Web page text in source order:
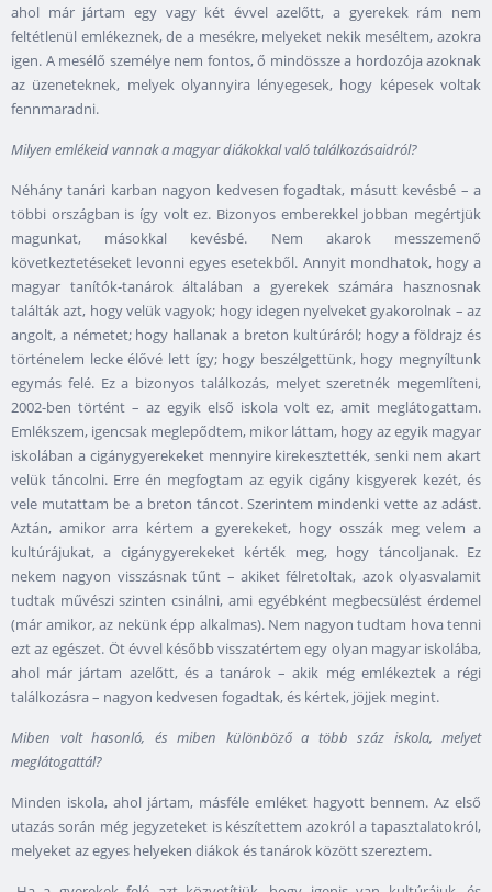
ahol már jártam egy vagy két évvel azelőtt, a gyerekek rám nem
feltétlenül emlékeznek, de a mesékre, melyeket nekik meséltem, azokra
igen. A mesélő személye nem fontos, ő mindössze a hordozója azoknak
az üzeneteknek, melyek olyannyira lényegesek, hogy képesek voltak
fennmaradni.
Milyen emlékeid vannak a magyar diákokkal való találkozásaidról?
Néhány tanári karban nagyon kedvesen fogadtak, másutt kevésbé – a
többi országban is így volt ez. Bizonyos emberekkel jobban megértjük
magunkat, másokkal kevésbé. Nem akarok messzemenő
következtetéseket levonni egyes esetekből. Annyit mondhatok, hogy a
magyar tanítók-tanárok általában a gyerekek számára hasznosnak
találták azt, hogy velük vagyok; hogy idegen nyelveket gyakorolnak – az
angolt, a németet; hogy hallanak a breton kultúráról; hogy a földrajz és
történelem lecke élővé lett így; hogy beszélgettünk, hogy megnyíltunk
egymás felé. Ez a bizonyos találkozás, melyet szeretnék megemlíteni,
2002-ben történt – az egyik első iskola volt ez, amit meglátogattam.
Emlékszem, igencsak meglepődtem, mikor láttam, hogy az egyik magyar
iskolában a cigánygyerekeket mennyire kirekesztették, senki nem akart
velük táncolni. Erre én megfogtam az egyik cigány kisgyerek kezét, és
vele mutattam be a breton táncot. Szerintem mindenki vette az adást.
Aztán, amikor arra kértem a gyerekeket, hogy osszák meg velem a
kultúrájukat, a cigánygyerekeket kérték meg, hogy táncoljanak. Ez
nekem nagyon visszásnak tűnt – akiket félretoltak, azok olyasvalamit
tudtak művészi szinten csinálni, ami egyébként megbecsülést érdemel
(már amikor, az nekünk épp alkalmas). Nem nagyon tudtam hova tenni
ezt az egészet. Öt évvel később visszatértem egy olyan magyar iskolába,
ahol már jártam azelőtt, és a tanárok – akik még emlékeztek a régi
találkozásra – nagyon kedvesen fogadtak, és kértek, jöjjek megint.
Miben volt hasonló, és miben különböző a több száz iskola, melyet
meglátogattál?
Minden iskola, ahol jártam, másféle emléket hagyott bennem. Az első
utazás során még jegyzeteket is készítettem azokról a tapasztalatokról,
melyeket az egyes helyeken diákok és tanárok között szereztem.